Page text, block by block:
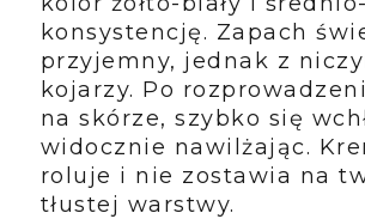
konsystencję. Zapach
przyjemny, jednak z
kojarzy. Po
na skórze, szybko się
widocznie nawilżając.
roluje i nie zostawia na
tłustej warstwy.